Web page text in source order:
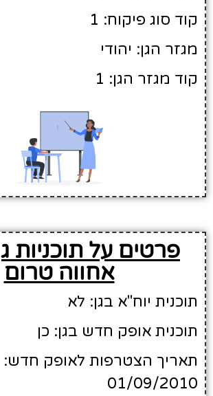
קוד סוג פיקוח: 1
מגזר הגן: יהודי
קוד מגזר הגן: 1
פרטים על תוכניות
אחווה טרום
תוכנית יוח"א בגן: לא
תוכנית אופק חדש בגן: כן
תאריך הצטרפות לאופק חדש:
01/09/2010